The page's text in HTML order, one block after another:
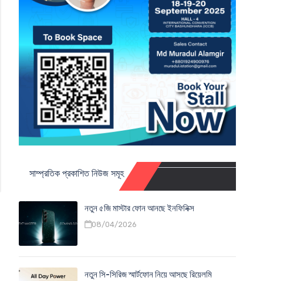
সাম্প্রতিক প্রকাশিত নিউজ সমূহ
নতুন ৫জি মাস্টার ফোন আনছে ইনফিনিক্স
08/04/2026
নতুন সি-সিরিজ স্মার্টফোন নিয়ে আসছে রিয়েলমি